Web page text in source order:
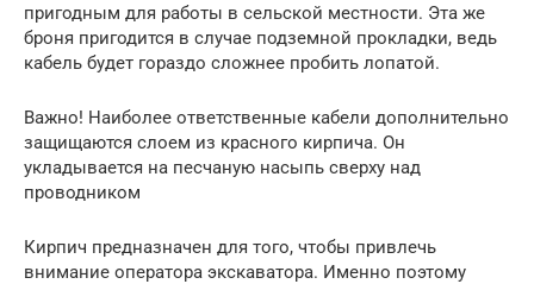
пригодным для работы в сельской местности. Эта же
броня пригодится в случае подземной прокладки, ведь
кабель будет гораздо сложнее пробить лопатой.
Важно! Наиболее ответственные кабели дополнительно
защищаются слоем из красного кирпича. Он
укладывается на песчаную насыпь сверху над
проводником
Кирпич предназначен для того, чтобы привлечь
внимание оператора экскаватора. Именно поэтому